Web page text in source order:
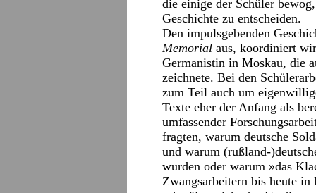
die einige der Schüler
Geschichte zu entscheiden.
Den impulsgebenden
Memorial aus, koordiniert
Germanistin in Moskau, die
zeichnete. Bei den
zum Teil auch um
Texte eher der Anfang als
umfassender
fragten, warum deutsche
und warum (rußland-
wurden oder warum »das
Zwangsarbeitern bis heute